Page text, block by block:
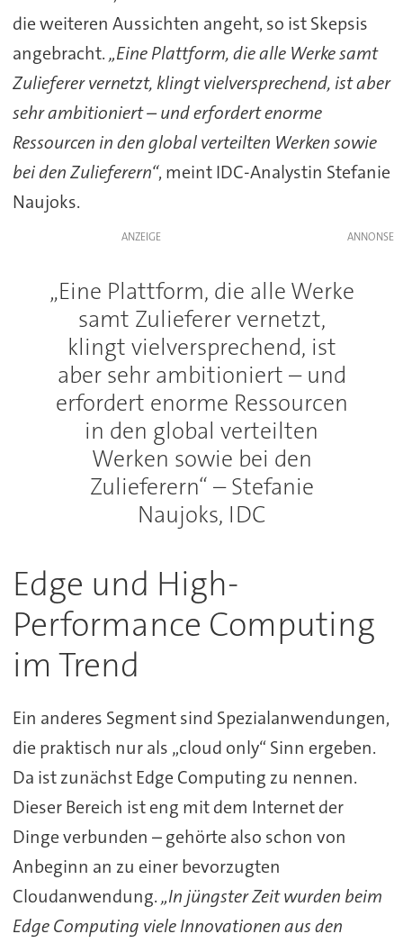
die weiteren Aussichten angeht, so ist Skepsis
angebracht.„Eine Plattform, die alle Werke samt
Zulieferer vernetzt, klingt vielversprechend, ist aber
sehr ambitioniert – und erfordert enorme
Ressourcen in den global verteilten Werken sowie
bei den Zulieferern“, meint IDC-Analystin Stefanie
Naujoks.
ANZEIGE
„Eine Plattform, die alle Werke
samt Zulieferer vernetzt,
klingt vielversprechend, ist
aber sehr ambitioniert – und
erfordert enorme Ressourcen
in den global verteilten
Werken sowie bei den
Zulieferern“ – Stefanie
Naujoks, IDC
Edge und High-
Performance Computing
im Trend
Ein anderes Segment sind Spezialanwendungen,
die praktisch nur als „cloud only“ Sinn ergeben.
Da ist zunächst Edge Computing zu nennen.
Dieser Bereich ist eng mit dem Internet der
Dinge verbunden – gehörte also schon von
Anbeginn an zu einer bevorzugten
Cloudanwendung.„In jüngster Zeit wurden beim
Edge Computing viele Innovationen aus den